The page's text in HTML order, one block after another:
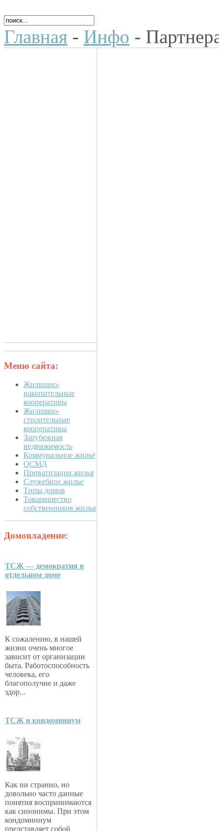
Главная - Инфо -
Меню сайта:
Жилищно-
накопительные
кооперативы
Жилищно-
строительные
кооперативы
Зарубежная
недвижимость
Коммунальное жильё
ОСМД
Приватизация жилья
Служебное жилье
Типы домов
Товарищество
собственников жилья
Домовладение:
ТСЖ — демократия в
отдельном доме
К сожалению, в нашей
жизни очень многое
зависит от организации
быта. Работоспособность
человека, его
благополучие и даже
здор...
ТСЖ и кондоминиум
Как ни странно, но
довольно часто данные
понятия воспринимаются
как синонимы. При этом
кондоминиум
представляет собой